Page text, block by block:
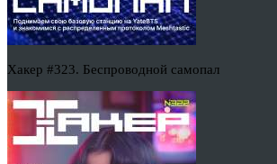
Хакер #323. Беспроводной самопал